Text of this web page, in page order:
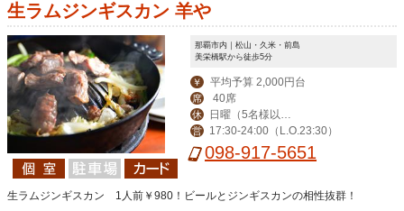
生ラムジンギスカン 羊や
那覇市内｜松山・久米・前島
美栄橋駅から徒歩5分
￥ 平均予算 2,000円台
席 40席
休
のご予約で営業）・
年末年始（12月30日
営 17:30-24:00（L.O.23:30）
098-917-5651
生ラムジンギスカン 1人前￥980！ビールとジンギスカンの相性抜群！